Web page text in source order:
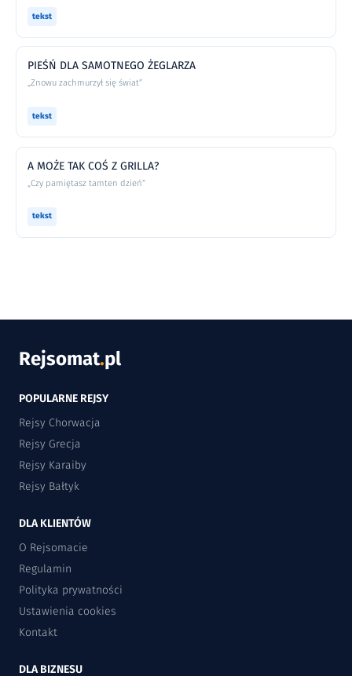
tekst
PIEŚŃ DLA SAMOTNEGO ŻEGLARZA
„Znowu zachmurzył się świat”
tekst
A MOŻE TAK COŚ Z GRILLA?
„Czy pamiętasz tamten dzień”
tekst
Rejsomat.pl
POPULARNE REJSY
Rejsy Chorwacja
Rejsy Grecja
Rejsy Karaiby
Rejsy Bałtyk
DLA KLIENTÓW
O Rejsomacie
Regulamin
Polityka prywatności
Ustawienia cookies
Kontakt
DLA BIZNESU